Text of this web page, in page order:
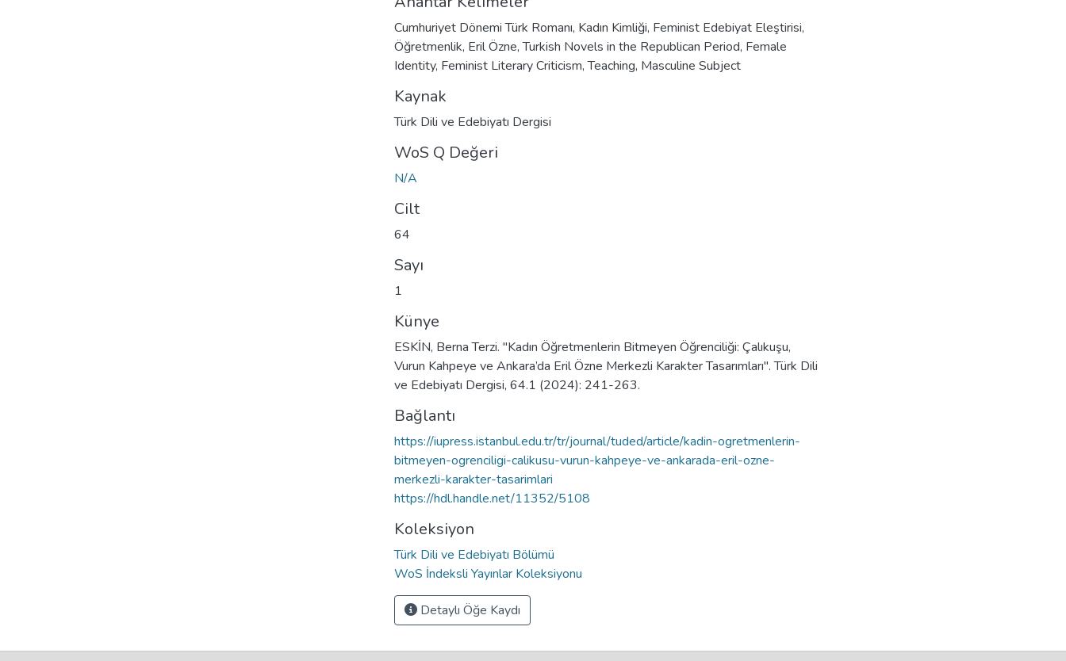
Cumhuriyet Dönemi Türk Romanı, Kadın Kimliği, Feminist Edebiyat Eleştirisi,
Öğretmenlik, Eril Özne,Turkish Novels in the Republican Period, Female
Identity, Feminist Literary Criticism,Teaching, Masculine Subject
Kaynak
Türk Dili ve Edebiyatı Dergisi
WoS Q Değeri
N/A
Cilt
64
Sayı
1
Künye
ESKİN, Berna Terzi. "Kadın Öğretmenlerin Bitmeyen Öğrenciliği: Çalıkuşu,
Vurun Kahpeye ve Ankara’da Eril Özne Merkezli Karakter Tasarımları". Türk Dili
ve Edebiyatı Dergisi, 64.1 (2024): 241-263.
Bağlantı
https://iupress.istanbul.edu.tr/tr/journal/tuded/article/kadin-ogretmenlerin-
bitmeyen-ogrenciligi-calikusu-vurun-kahpeye-ve-ankarada-eril-ozne-
merkezli-karakter-tasarimlari
https://hdl.handle.net/11352/5108
Koleksiyon
Türk Dili ve Edebiyatı Bölümü
WoS İndeksli Yayınlar Koleksiyonu
Detaylı Öğe Kaydı